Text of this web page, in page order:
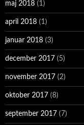
maj 2018 (1)
april 2018 (1)
januar 2018 (3)
december 2017 (5)
november 2017 (2)
oktober 2017 (8)
september 2017 (7)